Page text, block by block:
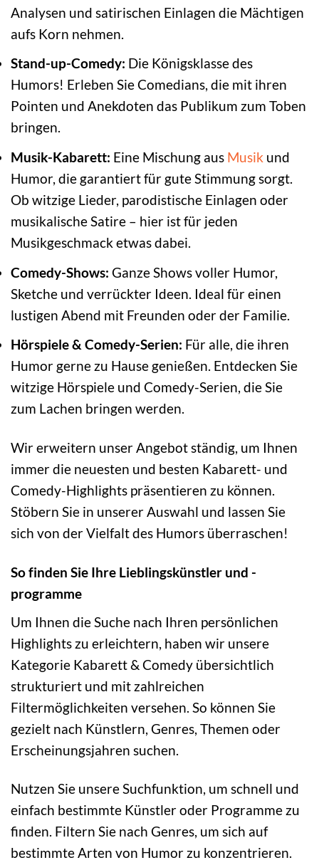
Analysen und satirischen Einlagen die Mächtigen
aufs Korn nehmen.
Stand-up-Comedy: Die Königsklasse des
Humors! Erleben Sie Comedians, die mit ihren
Pointen und Anekdoten das Publikum zum Toben
bringen.
Musik-Kabarett: Eine Mischung aus Musik und
Humor, die garantiert für gute Stimmung sorgt.
Ob witzige Lieder, parodistische Einlagen oder
musikalische Satire – hier ist für jeden
Musikgeschmack etwas dabei.
Comedy-Shows: Ganze Shows voller Humor,
Sketche und verrückter Ideen. Ideal für einen
lustigen Abend mit Freunden oder der Familie.
Hörspiele & Comedy-Serien: Für alle, die ihren
Humor gerne zu Hause genießen. Entdecken Sie
witzige Hörspiele und Comedy-Serien, die Sie
zum Lachen bringen werden.
Wir erweitern unser Angebot ständig, um Ihnen
immer die neuesten und besten Kabarett- und
Comedy-Highlights präsentieren zu können.
Stöbern Sie in unserer Auswahl und lassen Sie
sich von der Vielfalt des Humors überraschen!
So finden Sie Ihre Lieblingskünstler und -
programme
Um Ihnen die Suche nach Ihren persönlichen
Highlights zu erleichtern, haben wir unsere
Kategorie Kabarett & Comedy übersichtlich
strukturiert und mit zahlreichen
Filtermöglichkeiten versehen. So können Sie
gezielt nach Künstlern, Genres, Themen oder
Erscheinungsjahren suchen.
Nutzen Sie unsere Suchfunktion, um schnell und
einfach bestimmte Künstler oder Programme zu
finden. Filtern Sie nach Genres, um sich auf
bestimmte Arten von Humor zu konzentrieren.